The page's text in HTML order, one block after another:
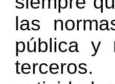
las
pública y